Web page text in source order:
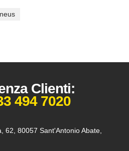
Clienti:
494 7020
62, 80057 Sant'Antonio Abate,